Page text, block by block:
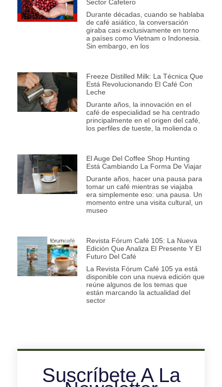
Sector Cafetero
Durante décadas, cuando se hablaba
de café asiático, la conversación
giraba casi exclusivamente en torno
a países como Vietnam o Indonesia.
Sin embargo, en los
Freeze Distilled Milk: La Técnica Que
Está Revolucionando El Café Con
Leche
Durante años, la innovación en el
café de especialidad se ha centrado
principalmente en el origen del café,
los perfiles de tueste, la molienda o
El Auge Del Coffee Shop Hunting
Está Cambiando La Forma De Viajar
Durante años, hacer una pausa para
tomar un café mientras se viajaba
era simplemente eso: una pausa. Un
momento entre una visita cultural, un
museo
Revista Fórum Café 105: La Nueva
Edición Que Analiza El Presente Y El
Futuro Del Café
La Revista Fórum Café 105 ya está
disponible con una nueva edición que
reúne algunos de los temas que
están marcando la actualidad del
sector
Suscríbete A La